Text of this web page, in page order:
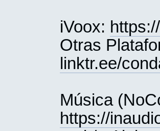
iVoox:
Otras
linktr.ee/
Música
https://